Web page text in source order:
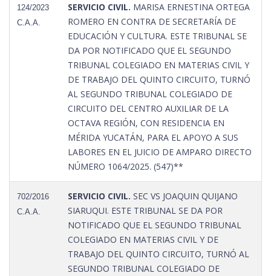
124/2023
C.A.A.
SERVICIO CIVIL. MARISA ERNESTINA ORTEGA
ROMERO EN CONTRA DE SECRETARÍA DE
EDUCACIÓN Y CULTURA. ESTE TRIBUNAL SE
DA POR NOTIFICADO QUE EL SEGUNDO
TRIBUNAL COLEGIADO EN MATERIAS CIVIL Y
DE TRABAJO DEL QUINTO CIRCUITO, TURNÓ
AL SEGUNDO TRIBUNAL COLEGIADO DE
CIRCUITO DEL CENTRO AUXILIAR DE LA
OCTAVA REGIÓN, CON RESIDENCIA EN
MÉRIDA YUCATÁN, PARA EL APOYO A SUS
LABORES EN EL JUICIO DE AMPARO DIRECTO
NÚMERO 1064/2025. (547)**
702/2016
C.A.A.
SERVICIO CIVIL. SEC VS JOAQUIN QUIJANO
SIARUQUI. ESTE TRIBUNAL SE DA POR
NOTIFICADO QUE EL SEGUNDO TRIBUNAL
COLEGIADO EN MATERIAS CIVIL Y DE
TRABAJO DEL QUINTO CIRCUITO, TURNÓ AL
SEGUNDO TRIBUNAL COLEGIADO DE